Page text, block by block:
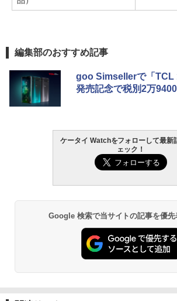
編集部のおすすめ記事
goo Simsellerで「TCL
発売記念で税別2万
ケータイ Watchをフォローして最新
ェック！
Google 検索で当サイトの記事を優先